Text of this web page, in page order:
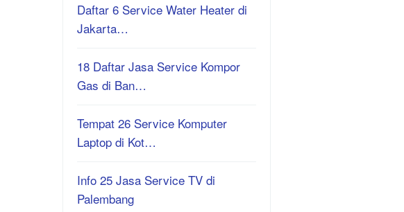
Daftar 6 Service Water Heater di
Jakarta…
18 Daftar Jasa Service Kompor
Gas di Ban…
Tempat 26 Service Komputer
Laptop di Kot…
Info 25 Jasa Service TV di
Palembang